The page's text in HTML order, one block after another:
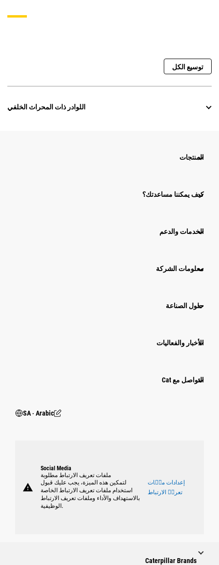
توسيع الكل
اللوادر ذات المحراث الخلفي
المنتجات
كيف يمكننا مساعدتك؟
الخدمات والدعم
معلومات الشركة
حلول الصناعة
الأخبار والفعاليات
التواصل مع Cat
SA ‧ Arabic
warning
Social Media
ملفات تعريف الارتباط مطلوبة
لتمكين هذه الميزة، يجب عليك قبول
استخدام ملفات تعريف الارتباط الخاصة
بالاستهداف والأداء وملفات تعريف الارتباط
الوظيفية.
إعدادات ملٝات
تعريٝ الارتباط
Caterpillar Brands